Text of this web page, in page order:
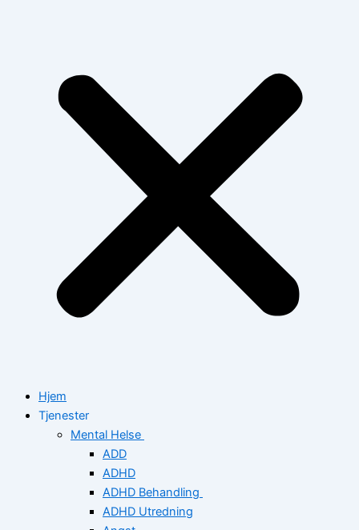
Hjem
Tjenester
Mental Helse
ADD
ADHD
ADHD Behandling
ADHD Utredning